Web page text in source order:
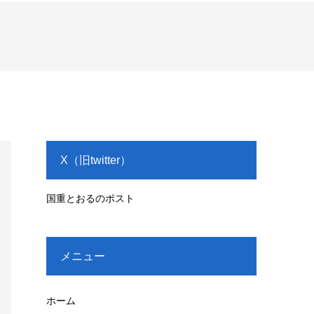
X（旧twitter）
国重とおるのポスト
メニュー
ホーム